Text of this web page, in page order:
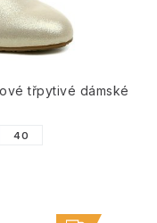
třpytivé dámské
40